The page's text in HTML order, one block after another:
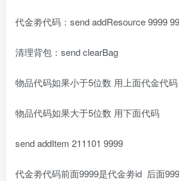
代金劵代码：send addResource 9999
清理背包：send clearBag
物品代码如果小于5位数 用上面代金代码
物品代码如果大于5位数 用下面代码
send addItem 211101 9999
代金劵代码前面9999是代金劵id 后面